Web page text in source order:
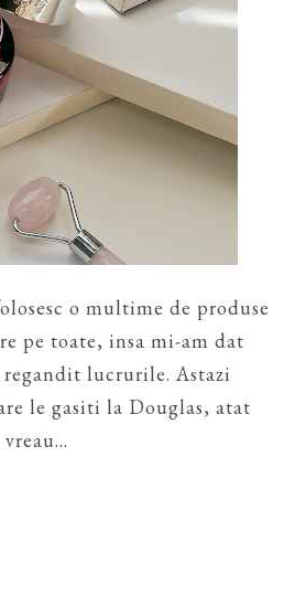
o multime de produse
pe toate, insa mi-am dat
regandit lucrurile. Astazi
le gasiti la Douglas, atat